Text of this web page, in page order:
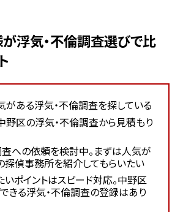
がある浮気・不倫調査を探している
野区の浮気・不倫調査から見積もり
への依頼を検討中。まずは人気が
探偵事務所を紹介してもらいたい
ポイントはスピード対応。中野区
きる浮気・不倫調査の登録はあり